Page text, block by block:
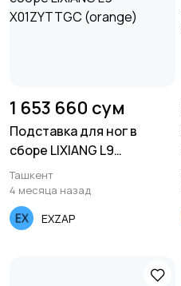
1 653 660 сум
Подставка для ног в
сборе LIXIANG L9
X01ZYTTGC (orange)
Ташкент
4 месяца назад
EXZAP